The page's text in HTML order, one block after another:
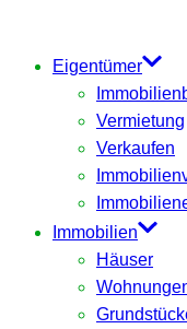
Eigentümer
Vermietung
Verkaufen
Immobilien
Häuser